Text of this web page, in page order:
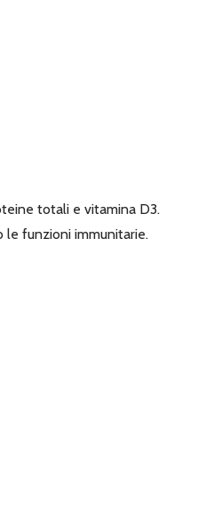
totali e vitamina D3.
le funzioni immunitarie.